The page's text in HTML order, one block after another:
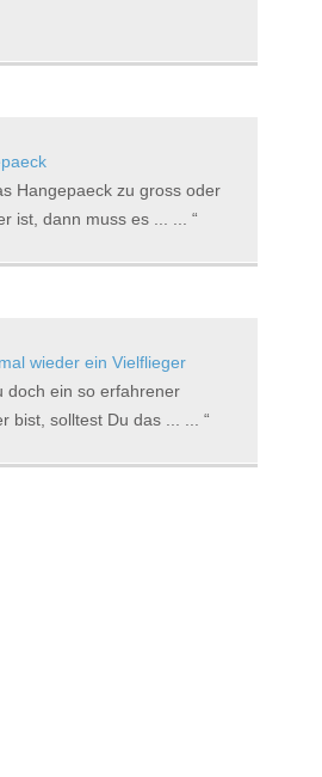
Hangepaeck zu gross oder
ist, dann muss es ... ...
wieder ein Vielflieger
doch ein so erfahrener
bist, solltest Du das ... ...